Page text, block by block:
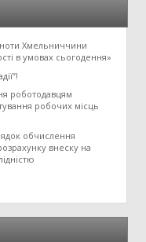
Хмельниччини
в умовах сьогодення»
роботодавцям
робочих місць
обчислення
внеску на